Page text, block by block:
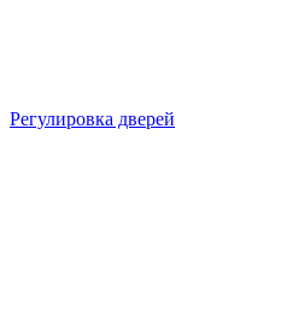
Регулировка дверей